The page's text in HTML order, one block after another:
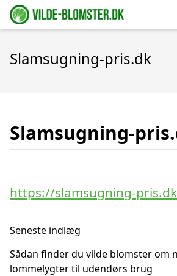
Slamsugning-pris.dk
Slamsugning-
https://slamsugning-
Seneste indlæg
Sådan finder du vilde blomster om
lommelygter til udendørs brug